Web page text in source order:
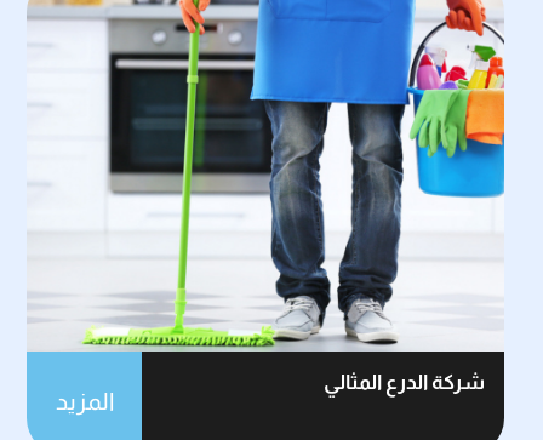
شركة الدرع المثالي
المزيد